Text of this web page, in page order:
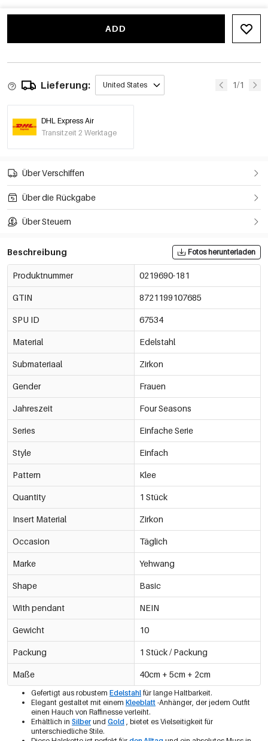
ADD
Lieferung: United States 1/1
DHL Express Air
Transitzeit 2 Werktage
Über Verschiffen
Über die Rückgabe
Über Steuern
Beschreibung Fotos herunterladen
Produktnummer 0219690-181
GTIN 8721199107685
SPU ID 67534
Material Edelstahl
Submateriaal Zirkon
Gender Frauen
Jahreszeit Four Seasons
Series Einfache Serie
Style Einfach
Pattern Klee
Quantity 1 Stück
Insert Material Zirkon
Occasion Täglich
Marke Yehwang
Shape Basic
With pendant NEIN
Gewicht 10
Packung 1 Stück / Packung
Maße 40cm + 5cm + 2cm
Gefertigt aus robustem Edelstahl für lange Haltbarkeit.
Elegant gestaltet mit einem Kleeblatt -Anhänger, der jedem Outfit
einen Hauch von Raffinesse verleiht.
Erhältlich in Silber und Gold , bietet es Vielseitigkeit für
unterschiedliche Stile.